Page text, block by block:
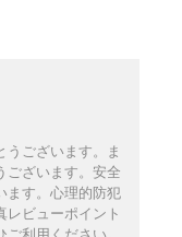
うございます。ま
ございます。安全
ます。心理的防犯
レビューポイント